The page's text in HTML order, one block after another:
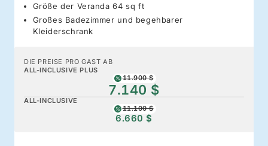
Größe der Veranda 64 sq ft
Großes Badezimmer und begehbarer
Kleiderschrank
DIE PREISE PRO GAST AB
ALL-INCLUSIVE PLUS
11.900 $
7.140 $
ALL-INCLUSIVE
11.100 $
6.660 $